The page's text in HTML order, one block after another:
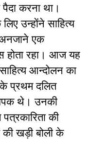
करना था।
उन्होंने साहित्य
अनजाने एक
होता रहा। आज यह
आन्दोलन का
के प्रथम दलित
थे। उनकी
पत्रकारिता की
खड़ी बोली के